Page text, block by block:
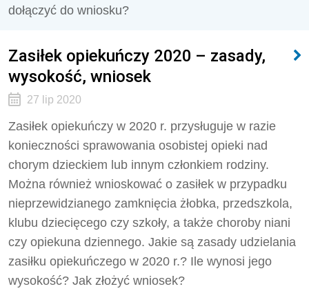
dołączyć do wniosku?
Zasiłek opiekuńczy 2020 – zasady,
wysokość, wniosek
27 lip 2020
Zasiłek opiekuńczy w 2020 r. przysługuje w razie
konieczności sprawowania osobistej opieki nad
chorym dzieckiem lub innym członkiem rodziny.
Można również wnioskować o zasiłek w przypadku
nieprzewidzianego zamknięcia żłobka, przedszkola,
klubu dziecięcego czy szkoły, a także choroby niani
czy opiekuna dziennego. Jakie są zasady udzielania
zasiłku opiekuńczego w 2020 r.? Ile wynosi jego
wysokość? Jak złożyć wniosek?